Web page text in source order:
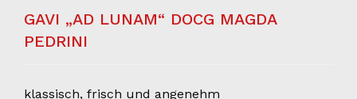
GAVI „AD LUNAM“ DOCG MAGDA
PEDRINI
klassisch, frisch und angenehm